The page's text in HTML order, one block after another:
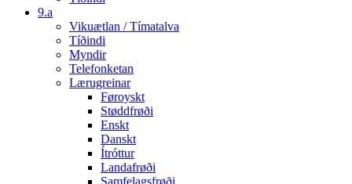
9.a
Vikuætlan / Tímatalva
Tíðindi
Myndir
Telefonketan
Lærugreinar
Føroyskt
Støddfrøði
Enskt
Danskt
Ítróttur
Landafrøði
Samfelagsfrøði